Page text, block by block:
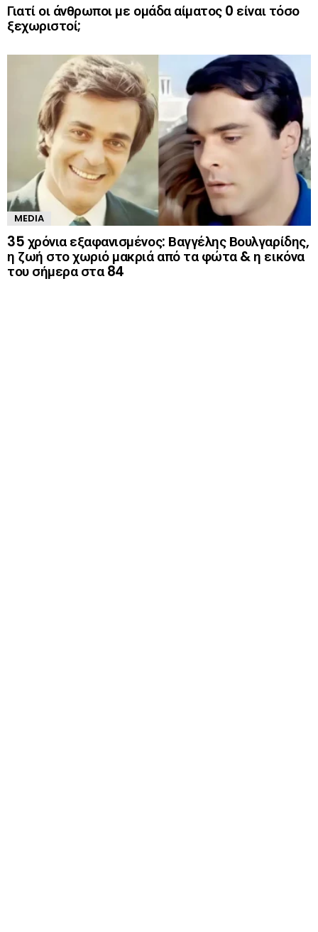
Γιατί οι άνθρωποι με ομάδα αίματος 0 είναι τόσο
ξεχωριστοί;
MEDIA
35 χρόνια εξαφανισμένος: Βαγγέλης Βουλγαρίδης,
η ζωή στο χωριό μακριά από τα φώτα & η εικόνα
του σήμερα στα 84